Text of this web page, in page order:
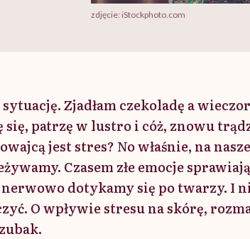
zdjęcie: iStockphoto.com
Zjadłam czekoladę a
patrzę w lustro i cóż, znowu
jest stres? No właśnie, na
Czasem złe emocje
dotykamy się po twarzy. I
O wpływie stresu na skórę,